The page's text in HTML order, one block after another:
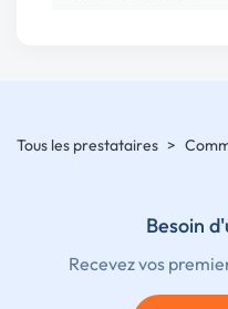
Tous les prestataires >
Besoin
Recevez vos